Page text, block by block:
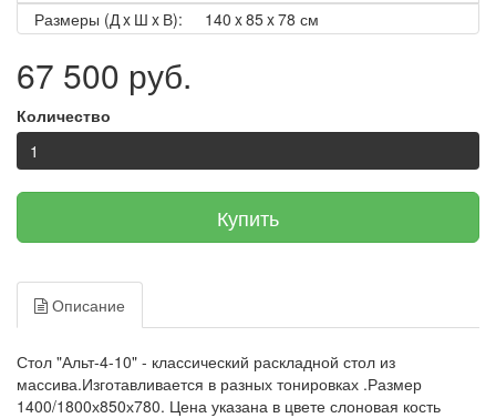
Размеры (Д x Ш x В):
140 x 85 x 78 см
67 500 руб.
Количество
Купить
Описание
Стол "Альт-4-10" - классический раскладной стол из
массива.Изготавливается в разных тонировках .Размер
1400/1800х850х780. Цена указана в цвете слоновая кость